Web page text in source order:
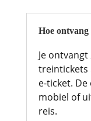
Hoe
Je
treintickets
e-ticket.
mobiel of
reis.